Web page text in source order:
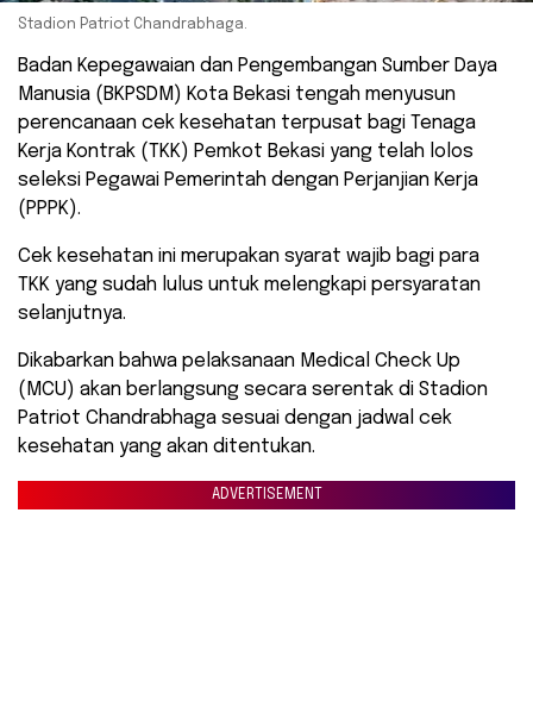
Stadion Patriot Chandrabhaga.
Badan Kepegawaian dan Pengembangan Sumber Daya
Manusia (BKPSDM) Kota Bekasi tengah menyusun
perencanaan cek kesehatan terpusat bagi Tenaga
Kerja Kontrak (TKK) Pemkot Bekasi yang telah lolos
seleksi Pegawai Pemerintah dengan Perjanjian Kerja
(PPPK).
Cek kesehatan ini merupakan syarat wajib bagi para
TKK yang sudah lulus untuk melengkapi persyaratan
selanjutnya.
Dikabarkan bahwa pelaksanaan Medical Check Up
(MCU) akan berlangsung secara serentak di Stadion
Patriot Chandrabhaga sesuai dengan jadwal cek
kesehatan yang akan ditentukan.
ADVERTISEMENT